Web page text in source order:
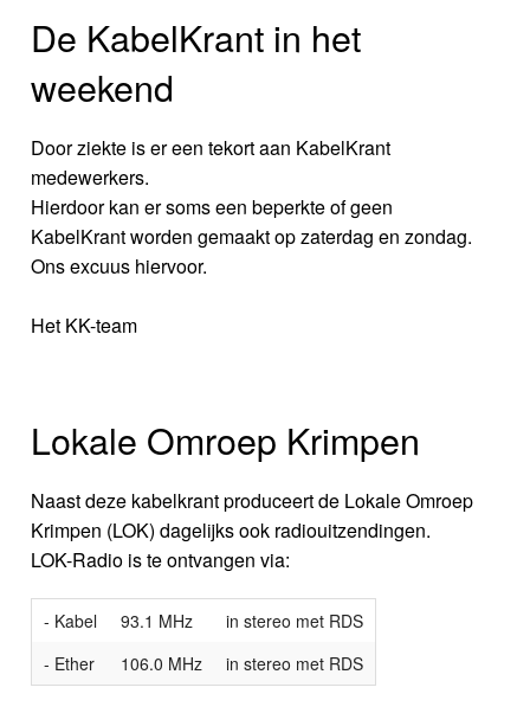
De KabelKrant in het
weekend
Door ziekte is er een tekort aan KabelKrant
medewerkers.
Hierdoor kan er soms een beperkte of geen
KabelKrant worden gemaakt op zaterdag en zondag.
Ons excuus hiervoor.
Het KK-team
Lokale Omroep Krimpen
Naast deze kabelkrant produceert de Lokale Omroep
Krimpen (LOK) dagelijks ook radiouitzendingen.
LOK-Radio is te ontvangen via:
- Kabel 93.1 MHz
in stereo met RDS
- Ether
106.0 MHz in stereo met RDS